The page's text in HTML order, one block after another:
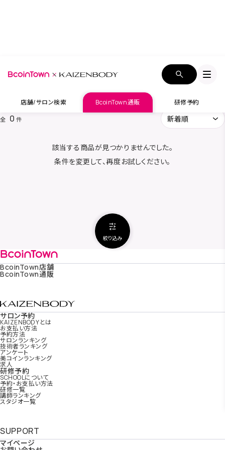
店舗/サロン検索 BcoinTown通販 研修予約
カテゴリー
×
餌やり・水やり用品
リセットする
全 0 件
該当する商品が見つかりませんでした。
条件を変更して、再度お試しください。
絞り込み
BcoinTown店舗
BcoinTown通販
サロン予約
KAIZENBODYとは
お支払い方法
予約方法
サロンランキング
技術者ランキング
アンケート
美コインランキング
求人
研修予約
SCHOOLについて
予約・お支払い方法
研修一覧
講師ランキング
スタジオ一覧
SUPPORT
マイページ